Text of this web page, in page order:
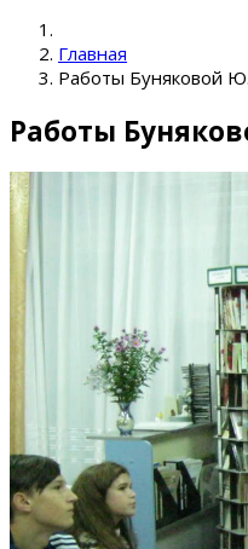
Главная
Работы Буняковой
Работы